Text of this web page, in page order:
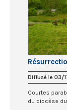
Diffusé le 03/
Courtes
du diocèse